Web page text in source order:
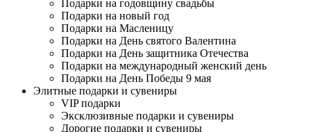
Подарки на годовщину свадьбы
Подарки на новый год
Подарки на Масленицу
Подарки на День святого Валентина
Подарки на День защитника Отечества
Подарки на международный женский день
Подарки на День Победы 9 мая
Элитные подарки и сувениры
VIP подарки
Эксклюзивные подарки и сувениры
Дорогие подарки и сувениры